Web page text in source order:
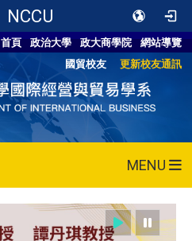
NCCU
首頁 政治大學 政大商學院
網站導覽
國貿校友
更新校友通訊
MENU